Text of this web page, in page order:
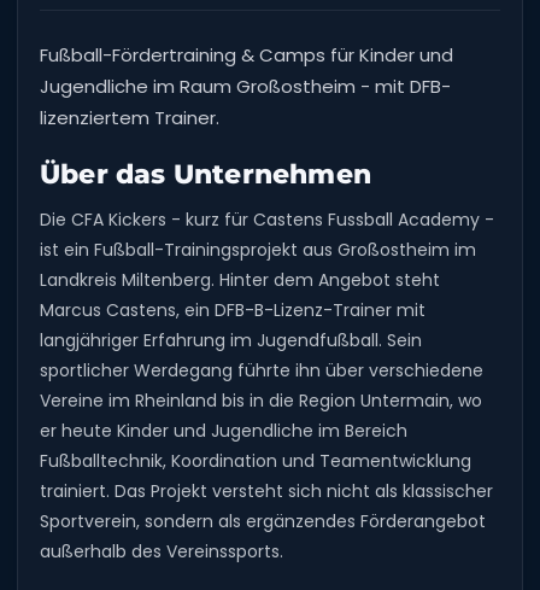
Fußball-Fördertraining & Camps für Kinder und
Jugendliche im Raum Großostheim - mit DFB-
lizenziertem Trainer.
Über das Unternehmen
Die CFA Kickers - kurz für Castens Fussball Academy -
ist ein Fußball-Trainingsprojekt aus Großostheim im
Landkreis Miltenberg. Hinter dem Angebot steht
Marcus Castens, ein DFB-B-Lizenz-Trainer mit
langjähriger Erfahrung im Jugendfußball. Sein
sportlicher Werdegang führte ihn über verschiedene
Vereine im Rheinland bis in die Region Untermain, wo
er heute Kinder und Jugendliche im Bereich
Fußballtechnik, Koordination und Teamentwicklung
trainiert. Das Projekt versteht sich nicht als klassischer
Sportverein, sondern als ergänzendes Förderangebot
außerhalb des Vereinssports.